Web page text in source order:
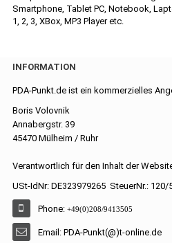
Smartphone, Tablet PC, Notebook,
1, 2, 3, XBox, MP3 Player etc.
INFORMATION
PDA-Punkt.de ist ein kommerzielles
Boris Volovnik
Annabergstr. 39
45470 Mülheim / Ruhr
Verantwortlich für den Inhalt der
USt-IdNr: DE323979265 SteuerNr.: 120/
Phone: +49(0)208/9413505
Email: PDA-Punkt(@)t-online.de